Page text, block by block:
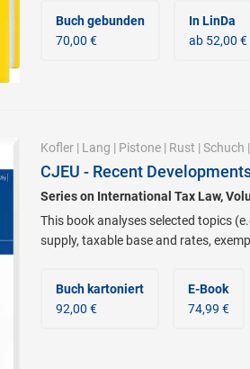
Buch gebunden
70,00 €
In LinDa
ab 52,00 €
Kofler| Lang | Pistone| Rust | Schuch |
CJEU - Recent
Series on International Tax Law,
This book analyses selected topics
supply, taxable base and rates,
Buch kartoniert
92,00 €
E-Book
74,99 €